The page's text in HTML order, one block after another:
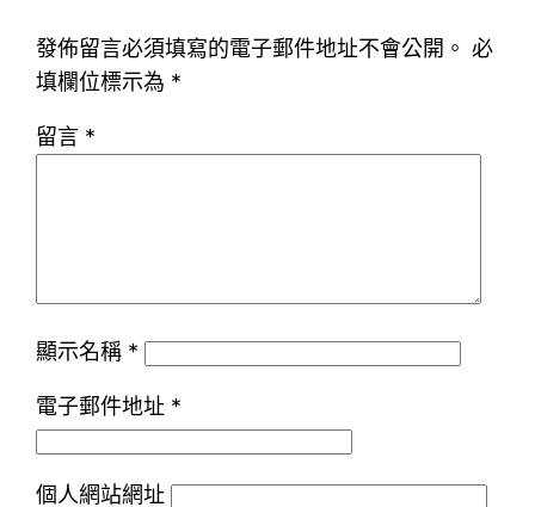
發佈留言必須填寫的電子郵件地址不會公開。 必
填欄位標示為 *
留言 *
顯示名稱 *
電子郵件地址 *
個人網站網址